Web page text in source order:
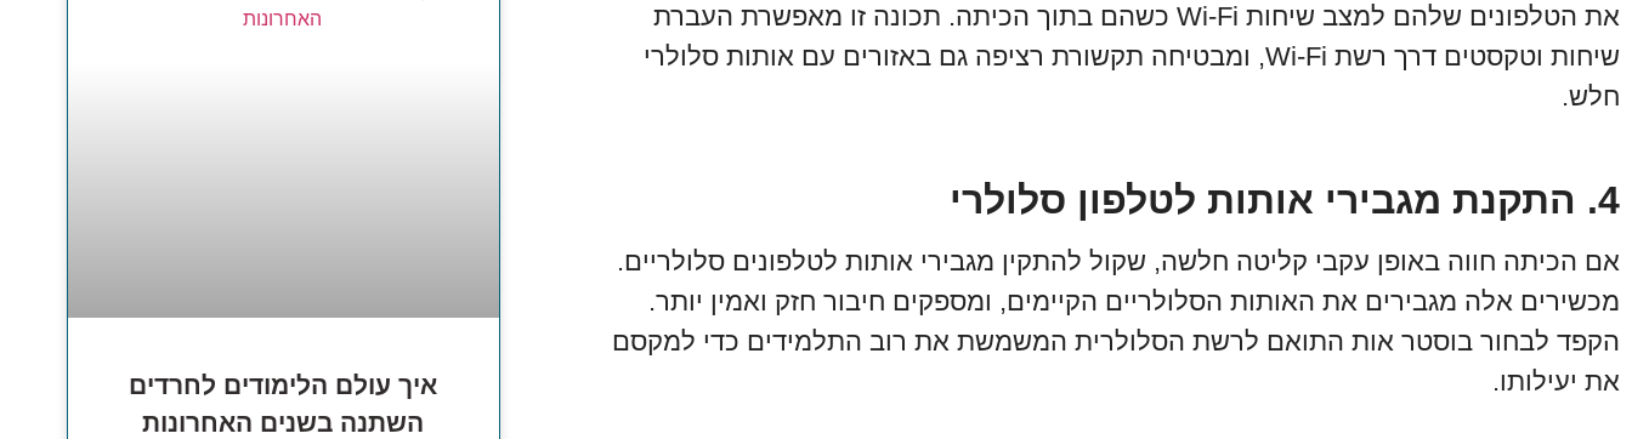
את הטלפונים שלהם למצב שיחות Wi-Fi כשהם בתוך הכיתה. תכונה זו מאפשרת העברת
שיחות וטקסטים דרך רשת Wi-Fi, ומבטיחה תקשורת רציפה גם באזורים עם אותות סלולרי
חלש.
4. התקנת מגבירי אותות לטלפון סלולרי
אם הכיתה חווה באופן עקבי קליטה חלשה, שקול להתקין מגבירי אותות לטלפונים סלולריים.
מכשירים אלה מגבירים את האותות הסלולריים הקיימים, ומספקים חיבור חזק ואמין יותר.
הקפד לבחור בוסטר אות התואם לרשת הסלולרית המשמשת את רוב התלמידים כדי למקסם
את יעילותו.
איך עולם הלימודים לחרדים
השתנה בשנים האחרונות